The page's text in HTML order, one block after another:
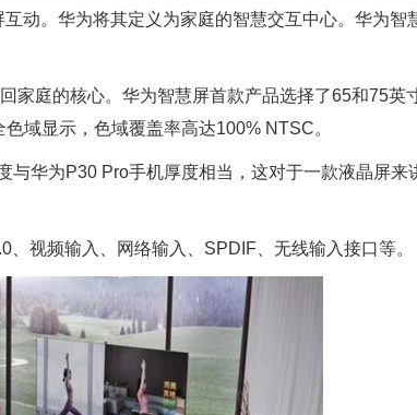
动。华为将其定义为家庭的智慧交互中心。华为智
家庭的核心。华为智慧屏首款产品选择了65和75英
域显示，色域覆盖率高达100% NTSC。
华为P30 Pro手机厚度相当，这对于一款液晶屏来
视频输入、网络输入、SPDIF、无线输入接口等。